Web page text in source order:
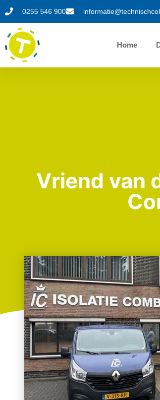
0255 546 900
Home
Vriend van